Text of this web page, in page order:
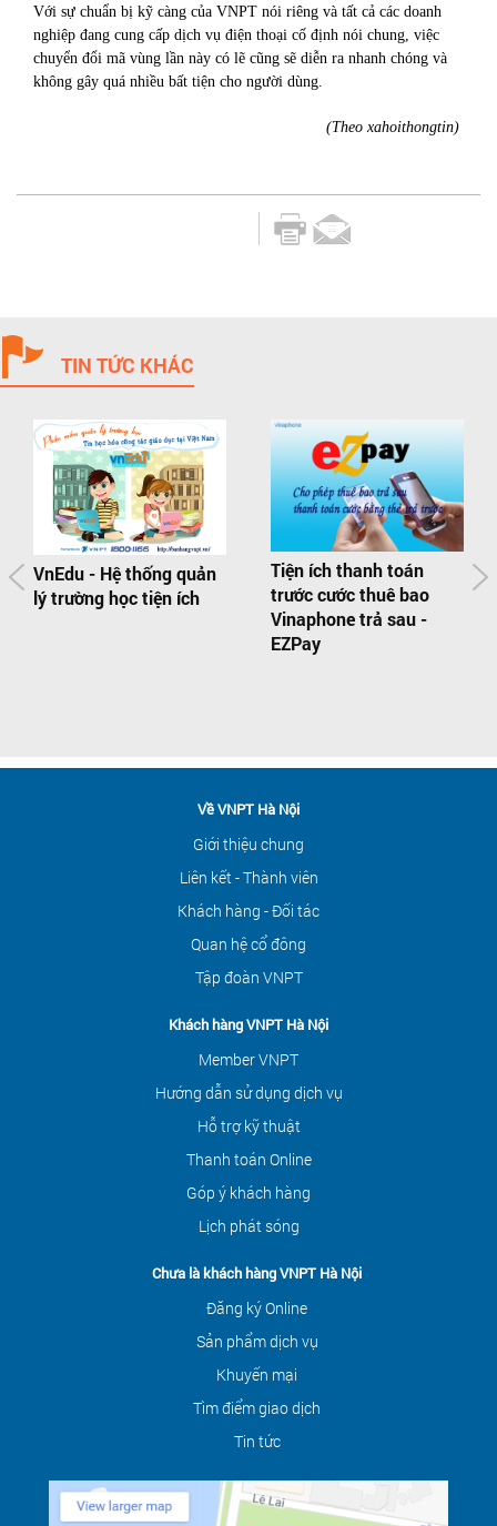
Với sự chuẩn bị kỹ càng của VNPT nói riêng và tất cả các doanh
nghiệp đang cung cấp dịch vụ điện thoại cố định nói chung, việc
chuyển đổi mã vùng lần này có lẽ cũng sẽ diễn ra nhanh chóng và
không gây quá nhiều bất tiện cho người dùng.
(Theo xahoithongtin)
TIN TỨC KHÁC
VnEdu - Hệ thống quản
lý trường học tiện ích
Tiện ích thanh toán
trước cước thuê bao
Vinaphone trả sau -
EZPay
Về VNPT Hà Nội
Giới thiệu chung
Liên kết - Thành viên
Khách hàng - Đối tác
Quan hệ cổ đông
Tập đoàn VNPT
Khách hàng VNPT Hà Nội
Member VNPT
Hướng dẫn sử dụng dịch vụ
Hỗ trợ kỹ thuật
Thanh toán Online
Góp ý khách hàng
Lịch phát sóng
Chưa là khách hàng VNPT Hà Nội
Đăng ký Online
Sản phẩm dịch vụ
Khuyến mại
Tìm điểm giao dịch
Tin tức